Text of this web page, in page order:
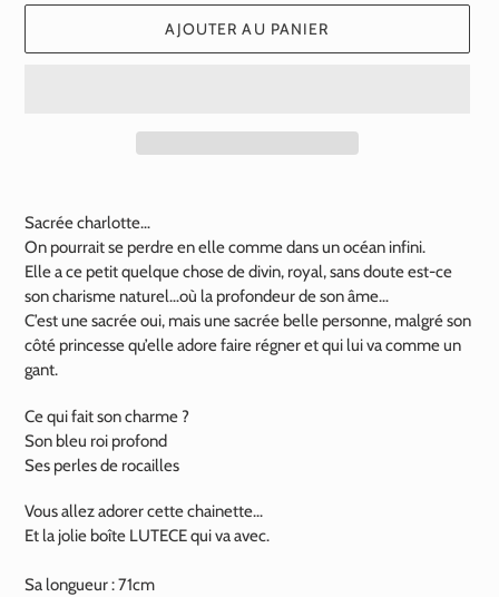
AJOUTER AU PANIER
d'un
produit
à
panier
Sacrée charlotte…
On pourrait se perdre en elle comme dans un océan infini.
Elle a ce petit quelque chose de divin, royal, sans doute est-ce
son charisme naturel…où la profondeur de son âme…
C’est une sacrée oui, mais une sacrée belle personne, malgré son
côté princesse qu’elle adore faire régner et qui lui va comme un
gant.
Ce qui fait son charme ?
Son bleu roi profond
Ses perles de rocailles
Vous allez adorer cette chainette...
Et la jolie boîte LUTECE qui va avec.
Sa longueur : 71cm